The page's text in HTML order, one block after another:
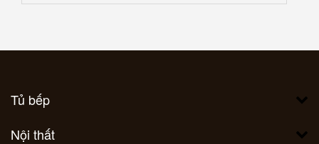
Tủ bếp
Nội thất